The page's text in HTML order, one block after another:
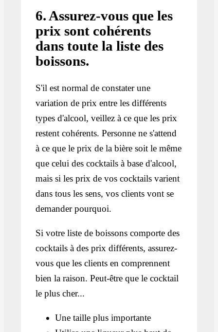
6. Assurez-vous que les
prix sont cohérents
dans toute la liste des
boissons.
S'il est normal de constater une
variation de prix entre les différents
types d'alcool, veillez à ce que les prix
restent cohérents. Personne ne s'attend
à ce que le prix de la bière soit le même
que celui des cocktails à base d'alcool,
mais si les prix de vos cocktails varient
dans tous les sens, vos clients vont se
demander pourquoi.
Si votre liste de boissons comporte des
cocktails à des prix différents, assurez-
vous que les clients en comprennent
bien la raison. Peut-être que le cocktail
le plus cher...
Une taille plus importante